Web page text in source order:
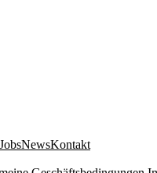
JobsNewsKontakt